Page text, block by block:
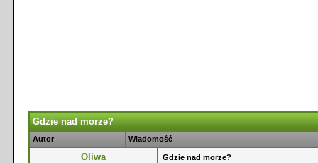
Gdzie nad morze?
Autor Wiadomość
Oliwa Gdzie nad morze?